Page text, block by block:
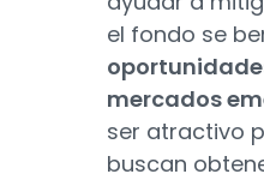
el fondo se
mercados
ser atractivo
buscan